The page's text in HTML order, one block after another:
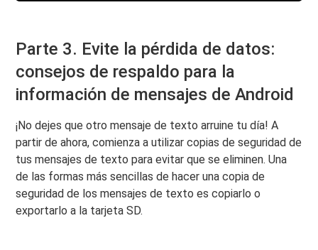
Parte 3. Evite la pérdida de datos:
consejos de respaldo para la
información de mensajes de Android
¡No dejes que otro mensaje de texto arruine tu día! A
partir de ahora, comienza a utilizar copias de seguridad de
tus mensajes de texto para evitar que se eliminen. Una
de las formas más sencillas de hacer una copia de
seguridad de los mensajes de texto es copiarlo o
exportarlo a la tarjeta SD.